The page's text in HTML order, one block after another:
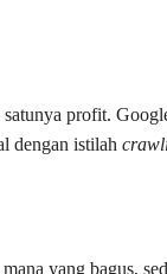
profit.
dengan istilah
yang bagus,